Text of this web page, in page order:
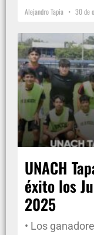
Alejandro Tapia 30 de
UNACH
éxito los
2025
• Los